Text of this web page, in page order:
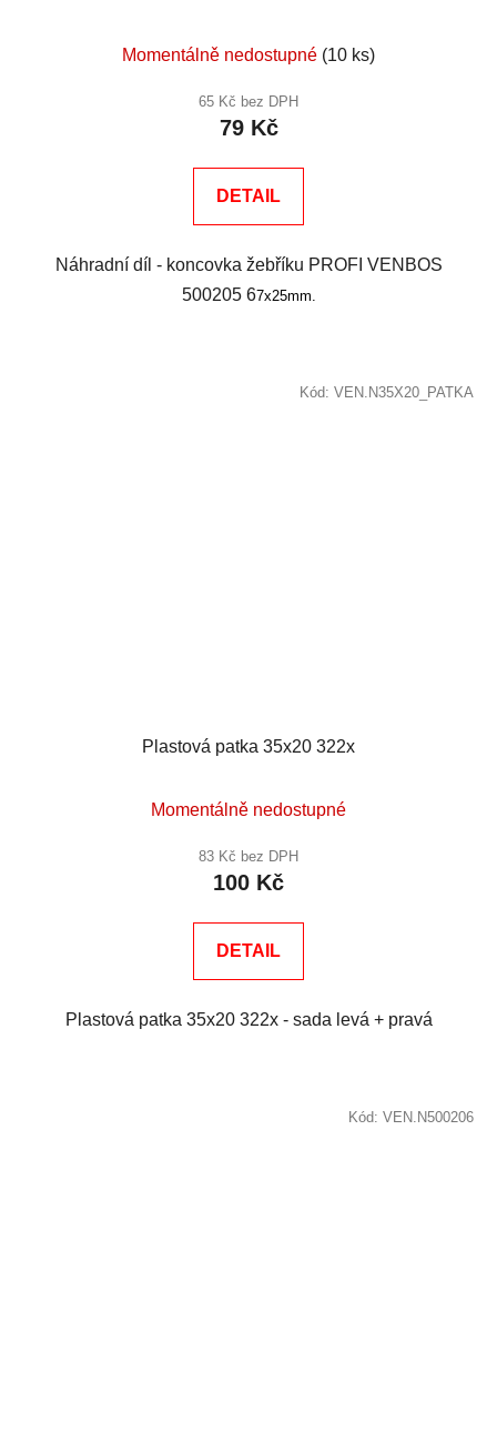
Momentálně nedostupné (10 ks)
65 Kč bez DPH
79 Kč
DETAIL
Náhradní díl - koncovka žebříku PROFI VENBOS
500205 67x25mm.
Plastová patka 35x20 322x
Momentálně nedostupné
83 Kč bez DPH
100 Kč
DETAIL
Plastová patka 35x20 322x - sada levá + pravá
Kód: VEN.N35X20_PATKA
Kód: VEN.N500206